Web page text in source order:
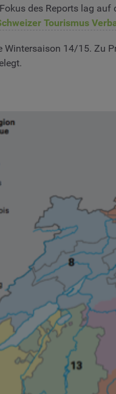
des Reports lag auf
Tourismus
Wintersaison 14/15. Zu